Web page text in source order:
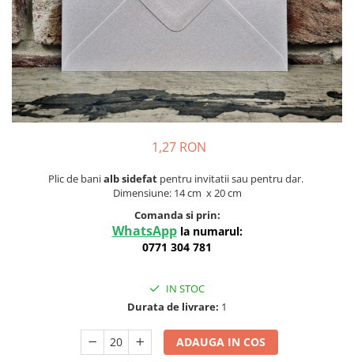
Meniuri & nr de BOTEZ
Plicuri si cartoane pentru INVITATII
TAVA pentru MOT
Cruciulite de BOTEZ
Invitatii BANCHET
Baloane & decoratiuni BOTEZ
Pahare Miri & Nasi
Cocarde nunta
Inmormatare/pomana
Meniuri pentru NUNTA
Decoratiuni NUNTA
1,27 RON
Plic de banialb sidefat pentru invitatii sau pentru dar.
Dimensiune: 14 cm x 20 cm
Comanda si prin:
WhatsApp la numarul:
0771 304 781
IN STOC
Durata de livrare: 1
ADAUGA IN COS